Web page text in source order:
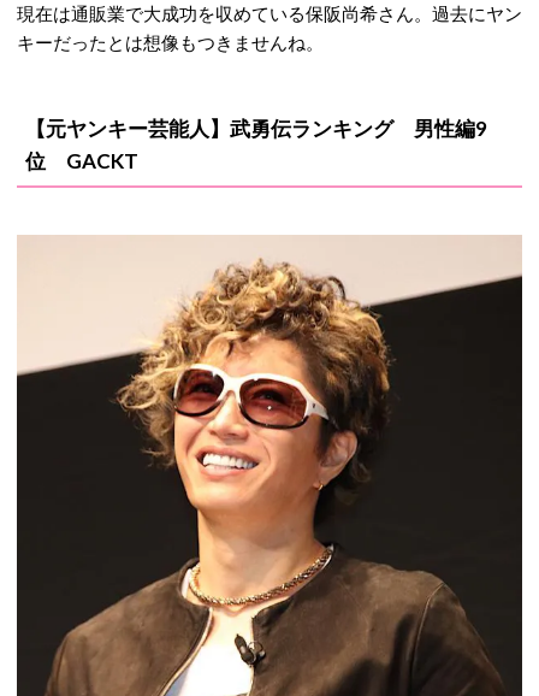
現在は通販業で大成功を収めている保阪尚希さん。過去にヤン
キーだったとは想像もつきませんね。
【元ヤンキー芸能人】武勇伝ランキング 男性編9
位 GACKT